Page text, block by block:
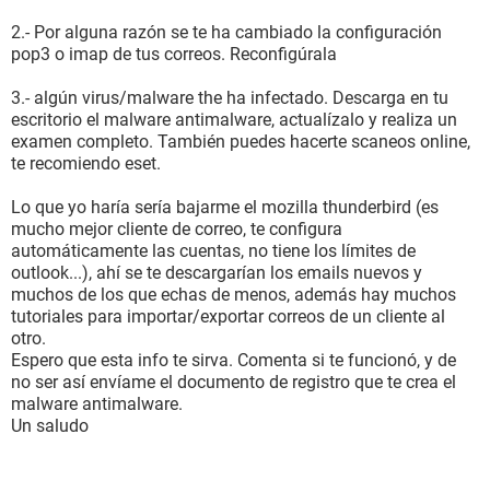
2.- Por alguna razón se te ha cambiado la configuración
pop3 o imap de tus correos. Reconfigúrala
3.- algún virus/malware the ha infectado. Descarga en tu
escritorio el malware antimalware, actualízalo y realiza un
examen completo. También puedes hacerte scaneos online,
te recomiendo eset.
Lo que yo haría sería bajarme el mozilla thunderbird (es
mucho mejor cliente de correo, te configura
automáticamente las cuentas, no tiene los límites de
outlook...), ahí se te descargarían los emails nuevos y
muchos de los que echas de menos, además hay muchos
tutoriales para importar/exportar correos de un cliente al
otro.
Espero que esta info te sirva. Comenta si te funcionó, y de
no ser así envíame el documento de registro que te crea el
malware antimalware.
Un saludo